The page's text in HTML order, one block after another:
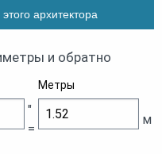
архитектора
и обратно
Метры
"
=
м